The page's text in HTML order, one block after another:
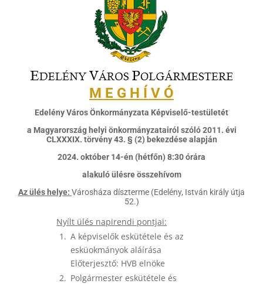
M E G H Í V Ó
Edelény Város Önkormányzata Képviselő-testületét
a Magyarország helyi önkormányzatairól szóló 2011. évi
CLXXXIX. törvény 43. § (2) bekezdése alapján
2024. október 14-én (hétfőn) 8:30 órára
alakuló ülésre összehívom
Az ülés helye: Városháza díszterme (Edelény, István király útja
52.)
Nyílt ülés napirendi pontjai:
1. A képviselők eskütétele és az
esküokmányok aláírása
Előterjesztő: HVB elnöke
2. Polgármester eskütétele és